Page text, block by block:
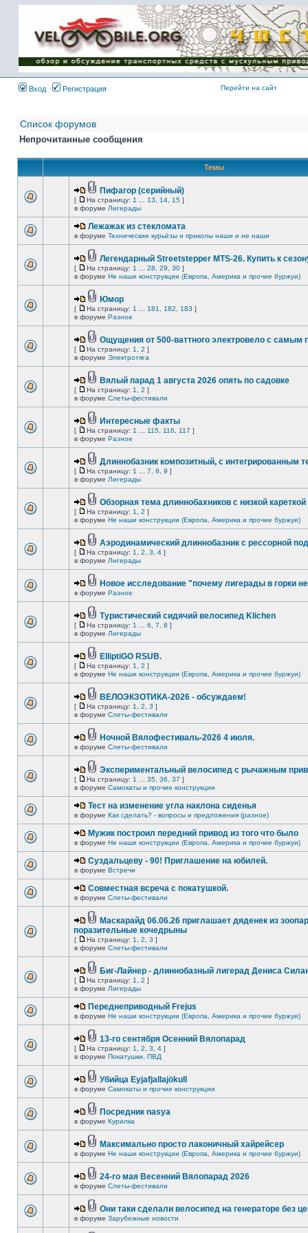
Имя пользователя:
Пароль:
{ LOG_ME_IN_SHORT
}
Вход
Регистрация Перейти на сайт
Список форумов
Непрочитанные сообщения
Темы
Пифагор (серийный)
[ На страницу: 1 13 14 15 ]
в форуме Лигерады
Лежажак из стекломата
в форуме Технические курьёзы и приколы наши и не наши
Легендарный Streetstepper MTS-26. Купить к
[ На страницу: 1 28 29 30 ]
в форуме Не наши конструкции (Европа, Америка и прочие буржуи)
Юмор
[ На страницу: 1 181 182 183 ]
в форуме Разное
Ощущения от 500-ваттного электровело с самым
[ На страницу: 1 2 ]
в форуме Электротяга
Вялый парад 1 августа 2026 опять по садовке
[ На страницу: 1 2 ]
в форуме Слеты-фестивали
Интересные факты
[ На страницу: 1 115 116 117 ]
в форуме Разное
Длиннобазник композитный, с интегрированным
[ На страницу: 1 7 8 9 ]
в форуме Лигерады
Обзорная тема длиннобахников с низкой кареткой
[ На страницу: 1 2 ]
в форуме Не наши конструкции (Европа, Америка и прочие буржуи)
Аэродинамический длиннобазник с рессорной
[ На страницу: 1 2 3 4 ]
в форуме Лигерады
Новое исследование "почему лигерады в горки
в форуме Разное
Туристический сидячий велосипед Klichen
[ На страницу: 1 6 7 8 ]
в форуме Лигерады
ElliptiGO RSUB.
[ На страницу: 1 2 ]
в форуме Не наши конструкции (Европа, Америка и прочие буржуи)
ВЕЛОЭКЗОТИКА-2026 - обсуждаем!
[ На страницу: 1 2 3 ]
в форуме Слеты-фестивали
Ночной Вялофестиваль-2026 4 июля.
в форуме Слеты-фестивали
Экспериментальный велосипед с рычажным
[ На страницу: 1 35 36 37 ]
в форуме Самокаты и прочие конструкции
Тест на изменение угла наклона сиденья
в форуме Как сделать? - вопросы и предложения (разное)
Мужик построил передний привод из того что было
в форуме Не наши конструкции (Европа, Америка и прочие буржуи)
Суздальцеву - 90! Приглашение на юбилей.
в форуме Встречи
Совместная всреча с покатушкой.
в форуме Слеты-фестивали
Маскарайд 06.06.26 приглашает дяденек из
поразительные кочедрыны
[ На страницу: 1 2 3 ]
в форуме Слеты-фестивали
Биг-Лайнер - длиннобазный лигерад Дениса
[ На страницу: 1 2 ]
в форуме Лигерады
Переднеприводный Frejus
в форуме Не наши конструкции (Европа, Америка и прочие буржуи)
13-го сентября Осенний Вялопарад
[ На страницу: 1 2 3 4 ]
в форуме Покатушки, ПВД
Убийца Eyjafjallajökull
в форуме Самокаты и прочие конструкции
Посредник nasya
в форуме Курилка
Максимально просто лаконичный хайрейсер
в форуме Не наши конструкции (Европа, Америка и прочие буржуи)
24-го мая Весенний Вялопарад 2026
в форуме Слеты-фестивали
Они таки сделали велосипед на генераторе без
в форуме Зарубежные новости